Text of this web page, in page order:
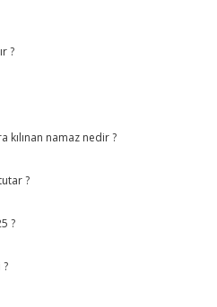
?
kılınan namaz nedir ?
?
?